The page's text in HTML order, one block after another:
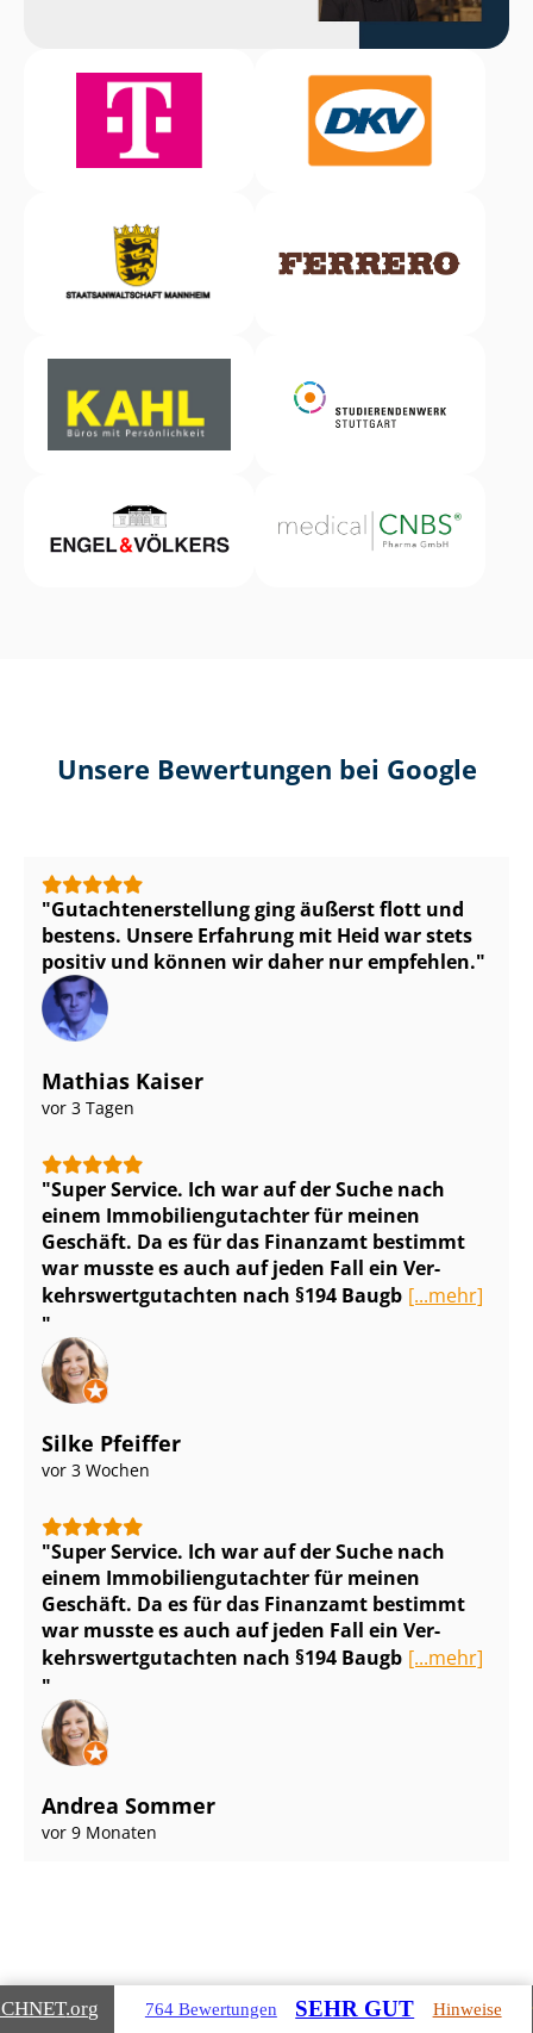
Unsere Bewertungen bei Google
Gut­ach­ten­er­stel­lung ging äußerst flott und
bestens. Unsere Erfahrung mit Heid war stets
positiv und können wir daher nur empfehlen.
Mathias Kaiser
vor 3 Tagen
Super Service. Ich war auf der Suche nach
einem Im­mo­bi­li­en­gut­ach­ter für meinen
Geschäft. Da es für das Finanzamt bestimmt
war musste es auch auf jeden Fall ein Ver­
kehrs­wert­gut­ach­ten nach §194 Baugb [...mehr]
Silke Pfeiffer
vor 3 Wochen
Super Service. Ich war auf der Suche nach
einem Im­mo­bi­li­en­gut­ach­ter für meinen
Geschäft. Da es für das Finanzamt bestimmt
war musste es auch auf jeden Fall ein Ver­
kehrs­wert­gut­ach­ten nach §194 Baugb [...mehr]
Andrea Sommer
vor 9 Monaten
Gebäudearten, die wir für Sie
.org 764 Bewertungen SEHR GUT Hinweise